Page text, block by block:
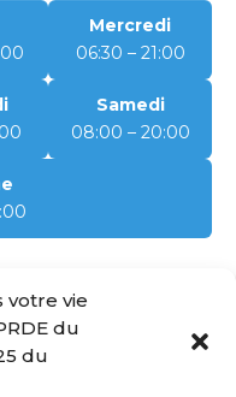
votre vie
du
du
Mercredi
06:30 – 21:00
Samedi
08:00 – 20:00
SUIVANT
Centre sportif Côte-